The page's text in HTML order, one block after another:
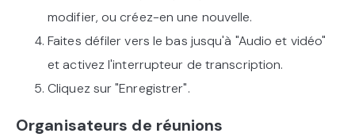
modifier, ou créez-en une nouvelle.
Faites défiler vers le bas jusqu'à "Audio et vidéo"
et activez l'interrupteur de transcription.
Cliquez sur "Enregistrer".
Organisateurs de réunions